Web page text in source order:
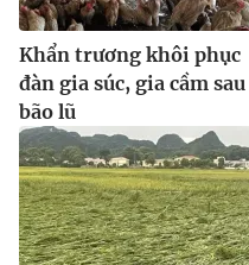
Khẩn trương khôi phục
đàn gia súc, gia cầm sau
bão lũ